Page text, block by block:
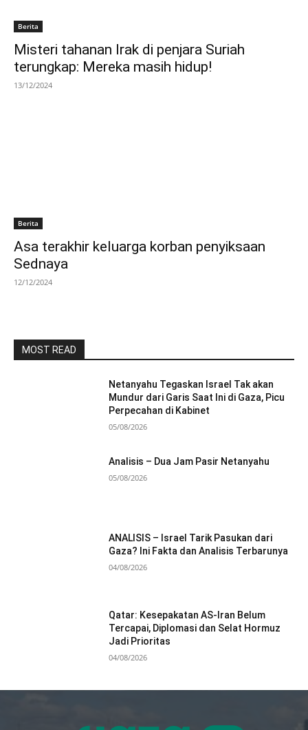
Berita
Misteri tahanan Irak di penjara Suriah
terungkap: Mereka masih hidup!
13/12/2024
Berita
Asa terakhir keluarga korban penyiksaan
Sednaya
12/12/2024
MOST READ
Netanyahu Tegaskan Israel Tak akan
Mundur dari Garis Saat Ini di Gaza, Picu
Perpecahan di Kabinet
05/08/2026
Analisis – Dua Jam Pasir Netanyahu
05/08/2026
ANALISIS – Israel Tarik Pasukan dari
Gaza? Ini Fakta dan Analisis Terbarunya
04/08/2026
Qatar: Kesepakatan AS-Iran Belum
Tercapai, Diplomasi dan Selat Hormuz
Jadi Prioritas
04/08/2026